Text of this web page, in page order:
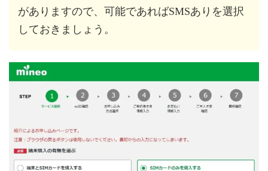
がありますので、可能であればSMSありを選択
しておきましょう。